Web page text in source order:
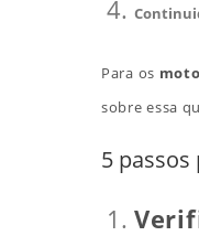
Para os
sobre essa
5